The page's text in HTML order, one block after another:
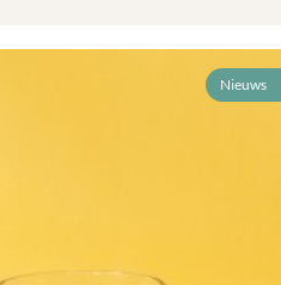
Nieuws